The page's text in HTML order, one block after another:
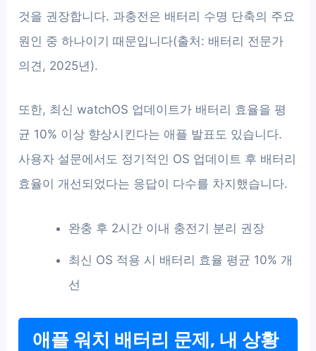
것을 권장합니다. 과충전은 배터리 수명 단축의 주요
원인 중 하나이기 때문입니다(출처: 배터리 전문가
의견, 2025년).
또한, 최신 watchOS 업데이트가 배터리 효율을 평
균 10% 이상 향상시킨다는 애플 발표도 있습니다.
사용자 설문에서도 정기적인 OS 업데이트 후 배터리
효율이 개선되었다는 응답이 다수를 차지했습니다.
완충 후 2시간 이내 충전기 분리 권장
최신 OS 적용 시 배터리 효율 평균 10% 개
선
애플 워치 배터리 문제, 내 상황